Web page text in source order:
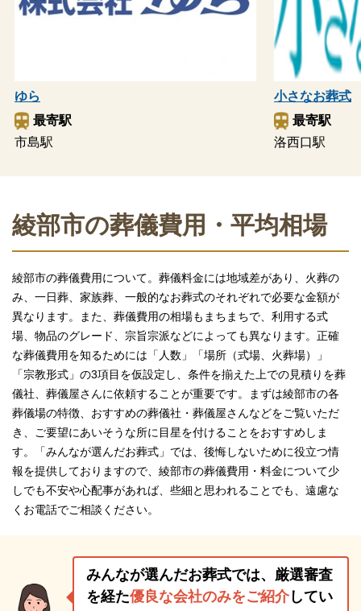
ゆら
最寄駅
市島駅
小さなお葬式
最寄駅
洛西口駅
綾部市の葬儀費用・平均相場
綾部市の葬儀費用について。葬儀料金には地域差があり、火葬の
み、一日葬、家族葬、一般的なお葬式のそれぞれで必要な金額が
異なります。また、葬儀費用の相場もまちまちで、利用する式
場、物品のグレード、宗旨宗派などによっても異なります。正確
な葬儀費用を知るためには「人数」「場所（式場、火葬場）」
「宗教形式」の3項目を仮設定し、条件を揃えた上での見積りを葬
儀社、葬儀屋さんに依頼することが重要です。まずは綾部市の各
葬儀場の特徴、おすすめの葬儀社・葬儀屋さんなどをご覧いただ
き、ご要望にあいそうな所に目星を付けることをおすすめしま
す。「みんなが選んだお葬式」では、後悔しないために役立つ情
報を提供しておりますので、綾部市の葬儀費用・料金について少
しでも不安や心配事があれば、些細と思われることでも、遠慮な
くお電話でご相談ください。
みんなが選んだお葬式では、厳選審査
を経た優良な会社のみをご紹介してい